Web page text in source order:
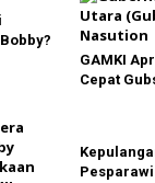
GAMKI
Cepat